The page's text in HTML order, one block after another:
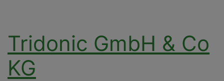
Tridonic GmbH & Co
KG